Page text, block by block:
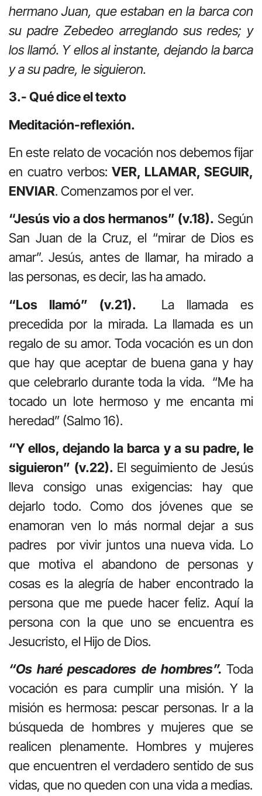
hermano Juan, que estaban en la barca con
su padre Zebedeo arreglando sus redes; y
los llamó. Y ellos al instante, dejando la barca
y a su padre, le siguieron.
3.- Qué dice el texto
Meditación-reflexión.
En este relato de vocación nos debemos fijar
en cuatro verbos:VER, LLAMAR, SEGUIR,
ENVIAR. Comenzamos por el ver.
“Jesús vio a dos hermanos” (v.18). Según
San Juan de la Cruz, el “mirar de Dios es
amar”. Jesús, antes de llamar, ha mirado a
las personas, es decir, las ha amado.
“Los llamó” (v.21). La llamada es
precedida por la mirada. La llamada es un
regalo de su amor. Toda vocación es un don
que hay que aceptar de buena gana y hay
que celebrarlo durante toda la vida. “Me ha
tocado un lote hermoso y me encanta mi
heredad” (Salmo 16).
“Y ellos, dejando la barca y a su padre, le
siguieron” (v.22). El seguimiento de Jesús
lleva consigo unas exigencias: hay que
dejarlo todo. Como dos jóvenes que se
enamoran ven lo más normal dejar a sus
padres por vivir juntos una nueva vida. Lo
que motiva el abandono de personas y
cosas es la alegría de haber encontrado la
persona que me puede hacer feliz. Aquí la
persona con la que uno se encuentra es
Jesucristo, el Hijo de Dios.
“Os haré pescadores de hombres”. Toda
vocación es para cumplir una misión. Y la
misión es hermosa: pescar personas. Ir a la
búsqueda de hombres y mujeres que se
realicen plenamente. Hombres y mujeres
que encuentren el verdadero sentido de sus
vidas, que no queden con una vida a medias.